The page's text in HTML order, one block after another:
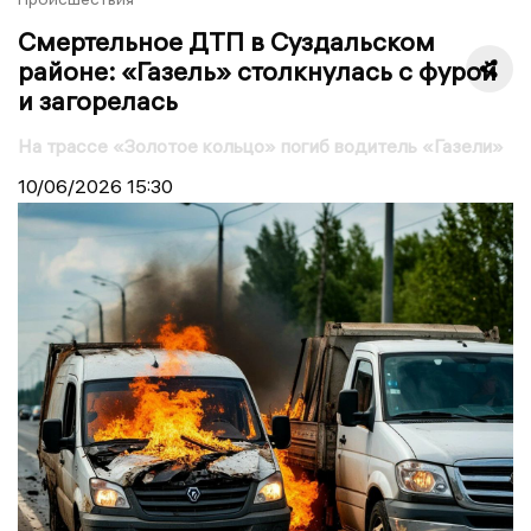
Смертельное ДТП в Суздальском
районе: «Газель» столкнулась с фурой
и загорелась
На трассе «Золотое кольцо» погиб водитель «Газели»
10/06/2026 15:30